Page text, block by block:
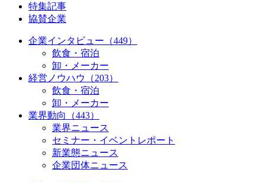
特集記事
協賛企業
企業インタビュー（449）
飲食・宿泊
卸・メーカー
経営ノウハウ（203）
飲食・宿泊
卸・メーカー
業界動向（443）
業界ニュース
セミナー・イベントレポート
新業態ニュース
企業団体ニュース